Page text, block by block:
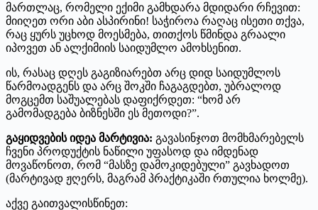
მართლაც, რომელი ექიმი გამხდარა მდიდარი რჩევით:
მიიღეთ ორი აბი ასპირინი! საჭიროა რაღაც ისეთი თქვა,
რაც ყურს უცხოდ მოესმება, თითქოს წმინდა გრაალი
იპოვეთ ან ალქიმიის საიდუმლო ამოხსენით.
ის, რასაც დღეს გაგიზიარებთ არც დიდ საიდუმლოს
წარმოადგენს და არც შოკში ჩაგაგდებთ, უბრალოდ
მოგცემთ საშუალებას დაფიქრდეთ: “ხომ არ
გამომადგება ბიზნესში ეს მეთოდი?”.
გაყიდვების იდეა მარტივია: გავასინჯოთ მომხმარებელს
ჩვენი პროდუქტის ნაწილი უფასოდ და იმდენად
მოვაწონოთ, რომ “მასზე დამოკიდებული” გავხადოთ
(მარტივად ჟღერს, მაგრამ პრაქტიკაში რთულია ხოლმე).
აქვე გაითვალისწინეთ: